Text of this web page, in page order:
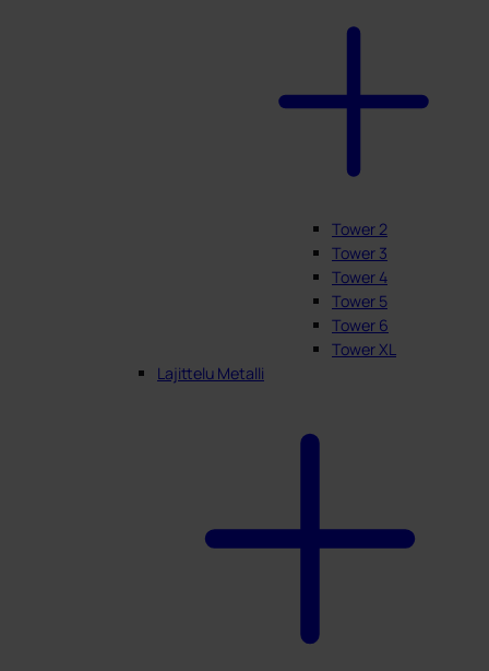
Tower 2
Tower 3
Tower 4
Tower 5
Tower 6
Tower XL
Lajittelu Metalli